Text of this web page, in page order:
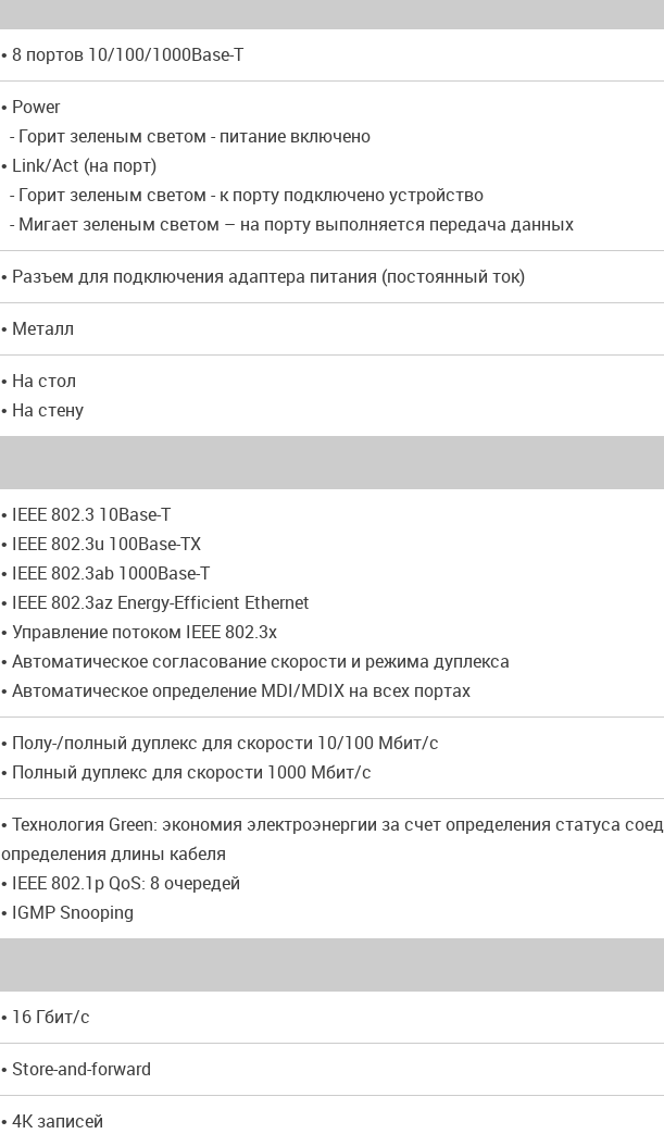
• 8 портов 10/100/1000Base-T
• Power
- Горит зеленым светом - питание включено
• Link/Act (на порт)
- Горит зеленым светом - к порту подключено устройство
- Мигает зеленым светом – на порту выполняется передача данных
• Разъем для подключения адаптера питания (постоянный ток)
• Металл
• На стол
• На стену
• IEEE 802.3 10Base-T
• IEEE 802.3u 100Base-TX
• IEEE 802.3ab 1000Base-T
• IEEE 802.3az Energy-Efficient Ethernet
• Управление потоком IEEE 802.3x
• Автоматическое согласование скорости и режима дуплекса
• Автоматическое определение MDI/MDIX на всех портах
• Полу-/полный дуплекс для скорости 10/100 Мбит/с
• Полный дуплекс для скорости 1000 Мбит/с
• Технология Green: экономия электроэнергии за счет определения статуса
определения длины кабеля
• IEEE 802.1p QoS: 8 очередей
• IGMP Snooping
• 16 Гбит/с
• Store-and-forward
• 4K записей